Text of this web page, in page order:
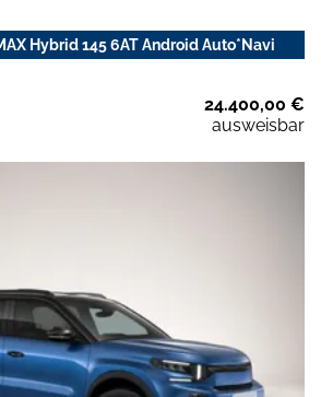
Hybrid 145 6AT Android Auto*Navi
24.400,00 €
ausweisbar